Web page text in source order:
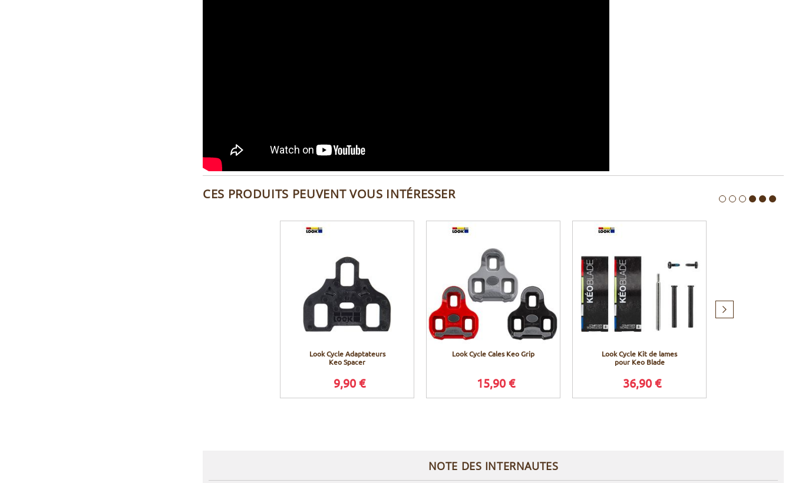
CES PRODUITS PEUVENT VOUS INTÉRESSER
Look Cycle Adaptateurs
Keo Spacer
9,90 €
Look Cycle Cales Keo Grip
15,90 €
Look Cycle Kit de lames
pour Keo Blade
36,90 €
suivant
NOTE DES INTERNAUTES